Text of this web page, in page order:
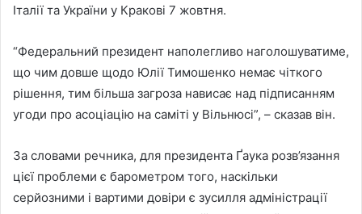
Італії та України у Кракові 7 жовтня.
“Федеральний президент наполегливо наголошуватиме,
що чим довше щодо Юлії Тимошенко немає чіткого
рішення, тим більша загроза нависає над підписанням
угоди про асоціацію на саміті у Вільнюсі”, – сказав він.
За словами речника, для президента Ґаука розв’язання
цієї проблеми є барометром того, наскільки
серйозними і вартими довіри є зусилля адміністрації